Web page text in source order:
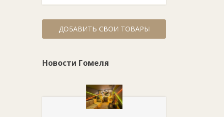
ДОБАВИТЬ СВОИ ТОВАРЫ
Новости Гомеля